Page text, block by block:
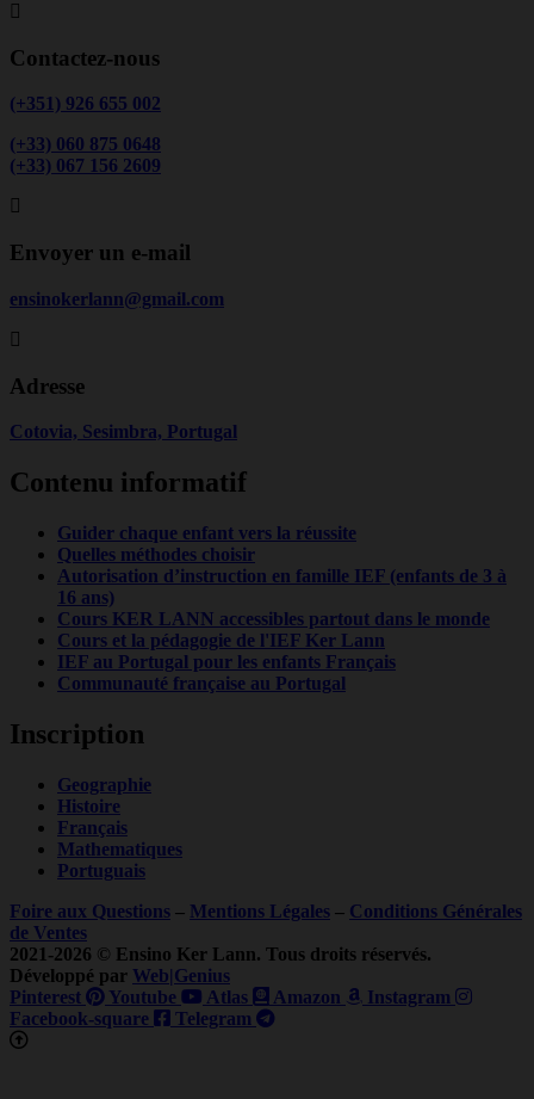
Contactez-nous
(+351) 926 655 002
(+33) 060 875 0648
(+33) 067 156 2609
Envoyer un e-mail
ensinokerlann@gmail.com
Adresse
Cotovia, Sesimbra, Portugal
Contenu informatif
Guider chaque enfant vers la réussite
Quelles méthodes choisir
Autorisation d’instruction en famille IEF (enfants de 3 à
16 ans)
Cours KER LANN accessibles partout dans le monde
Cours et la pédagogie de l'IEF Ker Lann
IEF au Portugal pour les enfants Français
Communauté française au Portugal
Inscription
Geographie
Histoire
Français
Mathematiques
Portuguais
Foire aux Questions – Mentions Légales – Conditions Générales
de Ventes
2021-2026 © Ensino Ker Lann. Tous droits réservés.
Développé par Web|Genius
Pinterest
Youtube Atlas Amazon
Instagram
Facebook-square
Telegram